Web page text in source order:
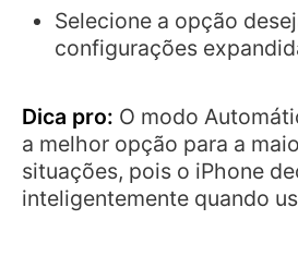
Selecione a opção
configurações
Dica pro: O modo
a melhor opção para a
situações, pois o iPhone
inteligentemente quando